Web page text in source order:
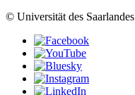
© Universität des Saarlandes